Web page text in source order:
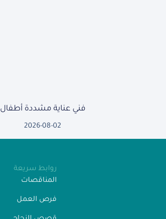
فني عناية مشددة أطفال
2026-08-02
روابط سريعة
المناقصات
فرص العمل